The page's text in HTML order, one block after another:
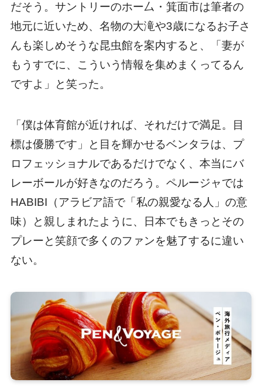
だそう。サントリーのホー厶・箕面市は筆者の
地元に近いため、名物の大滝や3歳になるお子さ
んも楽しめそうな昆虫館を案内すると、「妻が
もうすでに、こういう情報を集めまくってるん
ですよ」と笑った。
「僕は体育館が近ければ、それだけで満足。目
標は優勝です」と目を輝かせるベンタラは、プ
ロフェッショナルであるだけでなく、本当にバ
レーボールが好きなのだろう。ペルージャでは
HABIBI（アラビア語で「私の親愛なる人」の意
味）と親しまれたように、日本でもきっとその
プレーと笑顔で多くのファンを魅了するに違い
ない。